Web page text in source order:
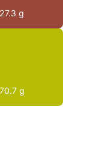
27.3 g
70.7 g